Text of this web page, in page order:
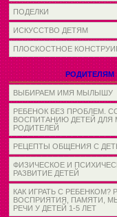
ПОДЕЛКИ
ИСКУССТВО ДЕТЯМ
ПЛОСКОСТНОЕ
РОДИТЕЛЯМ
ВЫБИРАЕМ ИМЯ МЫЛЫШУ
РЕБЕНОК БЕЗ ПРОБЛЕМ.
ВОСПИТАНИЮ ДЕТЕЙ ДЛЯ
РОДИТЕЛЕЙ
РЕЦЕПТЫ ОБЩЕНИЯ С
ФИЗИЧЕСКОЕ И
РАЗВИТИЕ ДЕТЕЙ
КАК ИГРАТЬ С РЕБЕНКОМ?
ВОСПРИЯТИЯ, ПАМЯТИ,
РЕЧИ У ДЕТЕЙ 1-5 ЛЕТ